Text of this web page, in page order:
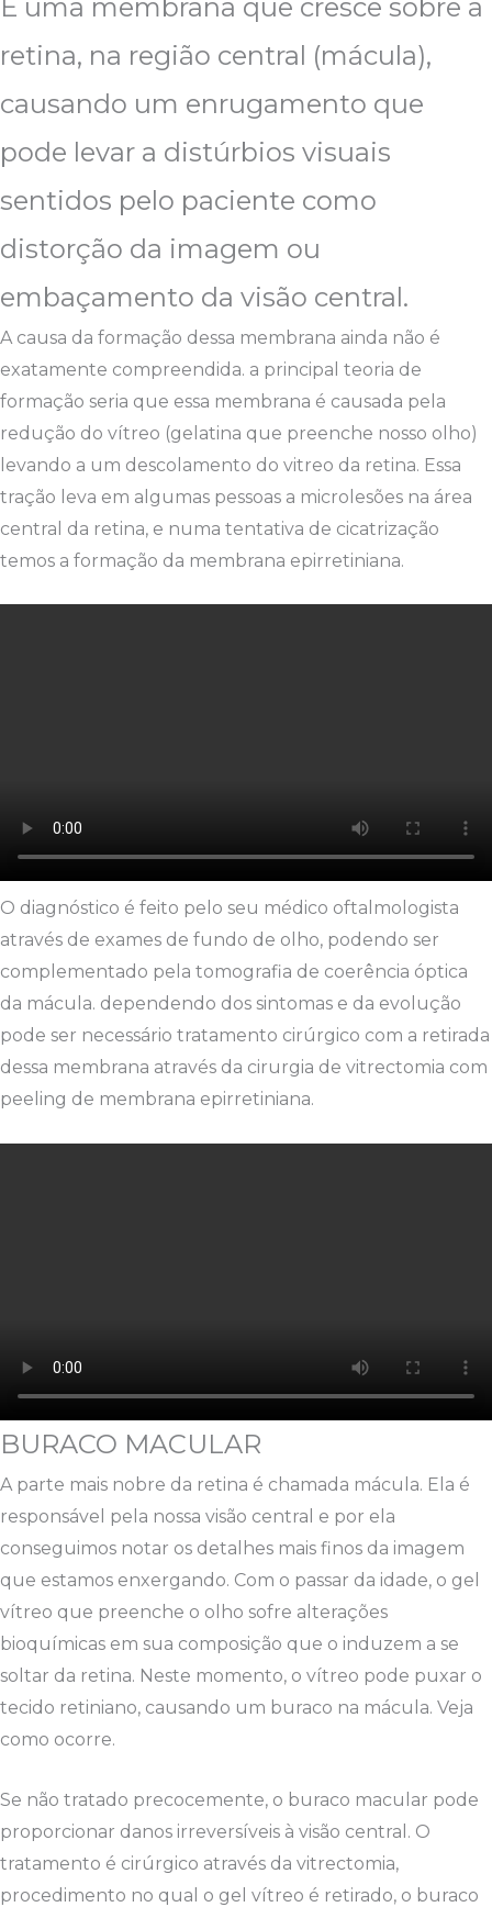
É uma membrana que cresce sobre a
retina, na região central (mácula),
causando um enrugamento que
pode levar a distúrbios visuais
sentidos pelo paciente como
distorção da imagem ou
embaçamento da visão central.
A causa da formação dessa membrana ainda não é
exatamente compreendida. a principal teoria de
formação seria que essa membrana é causada pela
redução do vítreo (gelatina que preenche nosso olho)
levando a um descolamento do vitreo da retina. Essa
tração leva em algumas pessoas a microlesões na área
central da retina, e numa tentativa de cicatrização
temos a formação da membrana epirretiniana.
O diagnóstico é feito pelo seu médico oftalmologista
através de exames de fundo de olho, podendo ser
complementado pela tomografia de coerência óptica
da mácula. dependendo dos sintomas e da evolução
pode ser necessário tratamento cirúrgico com a retirada
dessa membrana através da cirurgia de vitrectomia com
peeling de membrana epirretiniana.
BURACO MACULAR
A parte mais nobre da retina é chamada mácula. Ela é
responsável pela nossa visão central e por ela
conseguimos notar os detalhes mais finos da imagem
que estamos enxergando. Com o passar da idade, o gel
vítreo que preenche o olho sofre alterações
bioquímicas em sua composição que o induzem a se
soltar da retina. Neste momento, o vítreo pode puxar o
tecido retiniano, causando um buraco na mácula. Veja
como ocorre.
Se não tratado precocemente, o buraco macular pode
proporcionar danos irreversíveis à visão central. O
tratamento é cirúrgico através da vitrectomia,
procedimento no qual o gel vítreo é retirado, o buraco